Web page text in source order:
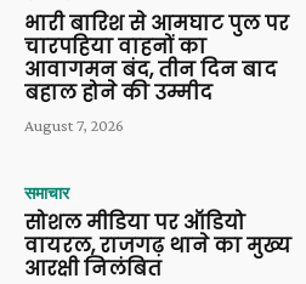
भारी बारिश से आमघाट पुल पर
चारपहिया वाहनों का
आवागमन बंद, तीन दिन बाद
बहाल होने की उम्मीद
August 7, 2026
समाचार
सोशल मीडिया पर ऑडियो
वायरल, राजगढ़ थाने का मुख्य
आरक्षी निलंबित